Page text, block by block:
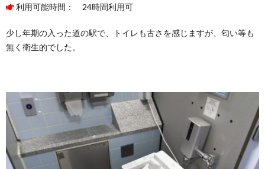
の
本情
報
利用可能時間： 24時間利用可
少し年期の入った道の駅で、トイレも古さを感じますが、匂い等も
無く衛生的でした。